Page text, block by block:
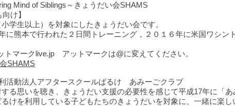
Mind of Siblings～きょうだい会SHAMS
け】
学生以上）を対象にしたきょうだい会です。
に熊本で行われた２日間トレーニング，２０１６年に米国ワシン
トマークlive.jp アットマークは@に変えてください。
SHAMS
動法人アフタースクールぱるけ あみーごクラブ
る思いを聴き、きょうだい支援の必要性を感じて平成17年に「あ
るけを利用している子どもたちのきょうだいを対象に、一緒に楽